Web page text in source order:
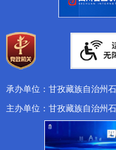
承办单位：甘孜藏族自治州
主办单位：甘孜藏族自治州